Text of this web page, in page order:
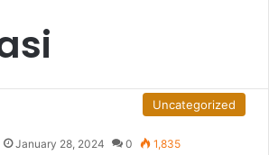
Uncategorized
January 28, 2024 0 1,835